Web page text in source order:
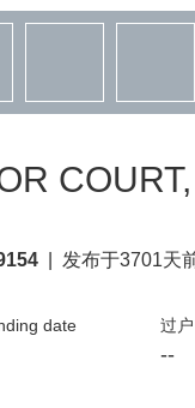
发布于3701天
date 过
--